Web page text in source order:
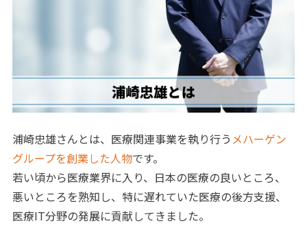
浦崎忠雄さんとは、医療関連事業を執り行う メハーゲン
グループを創業した人物です。
若い頃から医療業界に入り、日本の医療の良いところ、
悪いところを熟知し、特に遅れていた医療の後方支援、
医療IT分野の発展に貢献してきました。